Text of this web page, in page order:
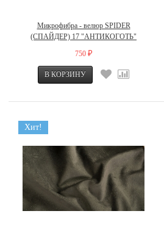
Микрофибра - велюр SPIDER
(СПАЙДЕР) 17 "АНТИКОГОТЬ"
750 ₽
Хит!